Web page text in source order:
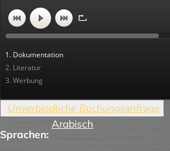
1. Dokumentation
2. Literatur
3. Werbung
Sprachen:
Arabisch